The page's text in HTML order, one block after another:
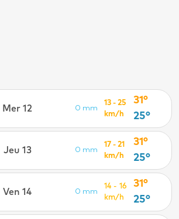
Mer 12 0 mm
13 - 25
km/h
31°
25°
Jeu 13 0 mm
17 - 21
km/h
31°
25°
Ven 14 0 mm
14 - 16
km/h
31°
25°